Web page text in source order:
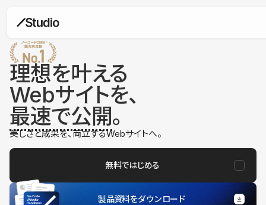
理想を叶える
Webサイトを、
最速で公開。
美しさと成果を、両立するWebサイトへ。
無料ではじめる
製品資料をダウンロード